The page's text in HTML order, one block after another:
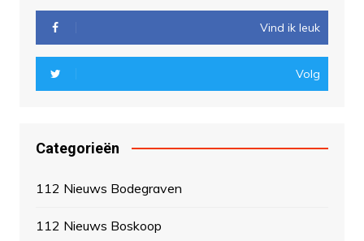
Vind ik leuk
Volg
Categorieën
112 Nieuws Bodegraven
112 Nieuws Boskoop